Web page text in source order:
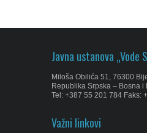
Javna ustanova „Vode
Miloša Obilića 51, 76300
Republika Srpska – Bosna i
Tel: +387 55 201 784 Faks:
Važni linkovi